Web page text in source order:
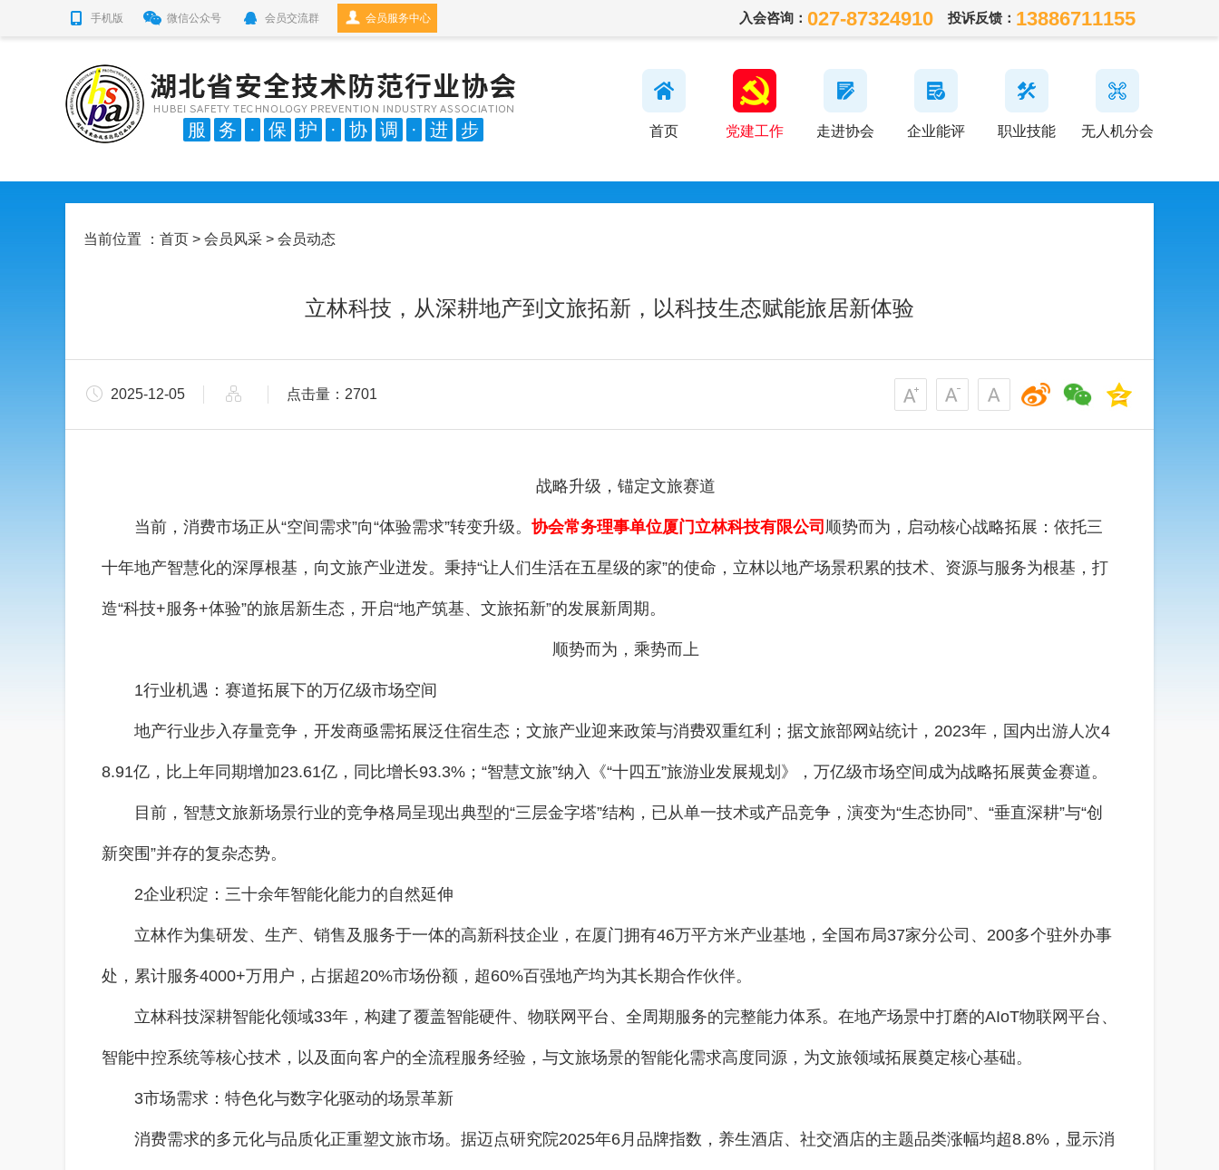
手机版 微信公众号 会员交流群 会员服务中心 入会咨询： 027-87324910 投诉反馈： 13886711155
服 务 · 保 护 · 协 调 · 进 步 首页 党建工作 走进协会 企业能评 职业技能 无人机分会
当前位置 ： 首页 > 会员风采 > 会员动态
立林科技，从深耕地产到文旅拓新，以科技生态赋能旅居新体验
2025-12-05 点击量：2701
战略升级，锚定文旅赛道
当前，消费市场正从“空间需求”向“体验需求”转变升级。 协会常务理事单位厦门立林科技有限公司 顺势而为，启动核心战略拓展：依托三
十年地产智慧化的深厚根基，向文旅产业迸发。秉持“让人们生活在五星级的家”的使命，立林以地产场景积累的技术、资源与服务为根基，打
造“科技+服务+体验”的旅居新生态，开启“地产筑基、文旅拓新”的发展新周期。
顺势而为，乘势而上
1行业机遇：赛道拓展下的万亿级市场空间
地产行业步入存量竞争，开发商亟需拓展泛住宿生态；文旅产业迎来政策与消费双重红利；据文旅部网站统计，2023年，国内出游人次4
8.91亿，比上年同期增加23.61亿，同比增长93.3%；“智慧文旅”纳入《“十四五”旅游业发展规划》，万亿级市场空间成为战略拓展黄金赛道。
目前，智慧文旅新场景行业的竞争格局呈现出典型的“三层金字塔”结构，已从单一技术或产品竞争，演变为“生态协同”、“垂直深耕”与“创
新突围”并存的复杂态势。
2企业积淀：三十余年智能化能力的自然延伸
立林作为集研发、生产、销售及服务于一体的高新科技企业，在厦门拥有46万平方米产业基地，全国布局37家分公司、200多个驻外办事
处，累计服务4000+万用户，占据超20%市场份额，超60%百强地产均为其长期合作伙伴。
立林科技深耕智能化领域33年，构建了覆盖智能硬件、物联网平台、全周期服务的完整能力体系。在地产场景中打磨的AIoT物联网平台、
智能中控系统等核心技术，以及面向客户的全流程服务经验，与文旅场景的智能化需求高度同源，为文旅领域拓展奠定核心基础。
3市场需求：特色化与数字化驱动的场景革新
消费需求的多元化与品质化正重塑文旅市场。据迈点研究院2025年6月品牌指数，养生酒店、社交酒店的主题品类涨幅均超8.8%，显示消